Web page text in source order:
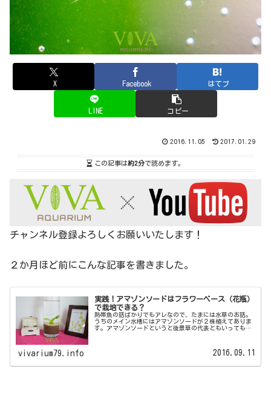
X Facebook はてブ
LINE コピー
2016.11.05 2017.01.29
この記事は約2分で読めます。
チャンネル登録よろしくお願いいたします！
２か月ほど前にこんな記事を書きました。
実践！アマゾンソードはフラワーベース（花瓶）
で栽培できる？
熱帯魚の話ばかりでもアレなので、たまには水草のお話。
うちのメイン水槽にはアマゾンソードが２株植えてありま
す。アマゾンソードというと後景草の代表ともいっても良
vivarium79.info 2016.09.11